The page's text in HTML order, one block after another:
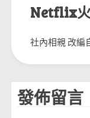
Netflix
社內相親 改編
發佈留言